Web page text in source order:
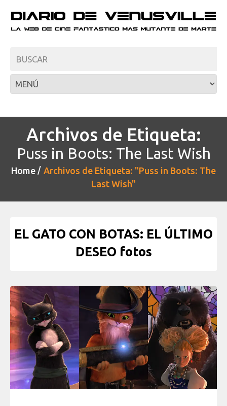
Archivos de Etiqueta:
Puss in Boots: The Last Wish
Home
Archivos de Etiqueta: "Puss in Boots: The
Last Wish"
EL GATO CON BOTAS: EL ÚLTIMO
DESEO fotos